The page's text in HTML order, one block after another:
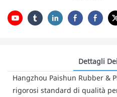
Dettagli
Hangzhou Paishun Rubber &
rigorosi standard di qualità